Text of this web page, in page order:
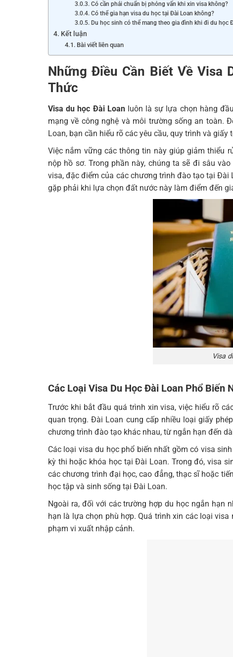
Có cần phải chuẩn bị phỏng vấn khi xin visa không?
Có thể gia hạn visa du học tại Đài Loan không?
Du học sinh có thể mang theo gia đình khi đi du học
Kết luận
Bài viết liên quan
Những Điều Cần Biết Về Visa
Thức
Visa du học Đài Loanluôn là sự lựa chọn hàng
mạng về công nghệ và môi trường sống an toàn.
Loan, bạn cần hiểu rõ các yêu cầu, quy trình và
Việc nắm vững các thông tin này giúp giảm thiểu
nộp hồ sơ. Trong phần này, chúng ta sẽ đi sâu
visa, đặc điểm của các chương trình đào tạo tại
gặp phải khi lựa chọn đất nước này làm điểm đến
Visa
Các Loại Visa Du Học Đài Loan Phổ Biến
Trước khi bắt đầu quá trình xin visa, việc hiểu rõ
quan trọng. Đài Loan cung cấp nhiều loại giấy
chương trình đào tạo khác nhau, từ ngắn hạn đến
Các loại visa du học phổ biến nhất gồm có visa
kỳ thi hoặc khóa học tại Đài Loan. Trong đó, visa
các chương trình đại học, cao đẳng, thạc sĩ hoặc
học tập và sinh sống tại Đài Loan.
Ngoài ra, đối với các trường hợp du học ngắn hạn
hạn là lựa chọn phù hợp. Quá trình xin các loại
phạm vi xuất nhập cảnh.